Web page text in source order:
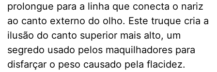
prolongue para a linha que conecta o nariz
ao canto externo do olho. Este truque cria a
ilusão do canto superior mais alto, um
segredo usado pelos maquilhadores para
disfarçar o peso causado pela flacidez.